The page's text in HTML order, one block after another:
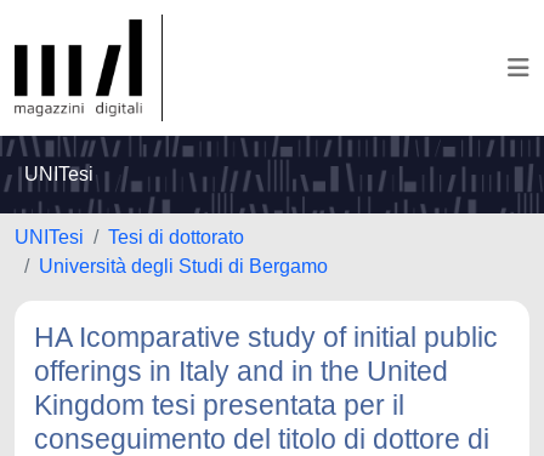
UNITesi
UNITesi
Tesi di dottorato
Università degli Studi di Bergamo
HA Icomparative study of initial public
offerings in Italy and in the United
Kingdom tesi presentata per il
conseguimento del titolo di dottore di